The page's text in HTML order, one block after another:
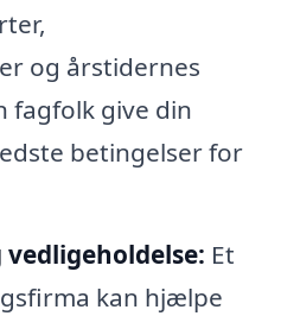
og årstidernes
fagfolk give din
betingelser for
Et
kan hjælpe